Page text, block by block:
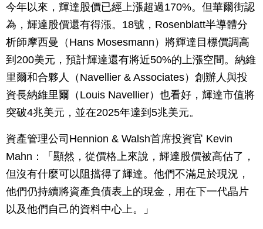
今年以來，輝達股價已經上漲超過170%。但華爾街認
為，輝達股價還有得漲。18號，Rosenblatt半導體分
析師摩西曼（Hans Mosesmann）將輝達目標價調高
到200美元，預計輝達還有將近50%的上漲空間。納維
里爾和合夥人（Navellier & Associates）創辦人與投
資長納維里爾（Louis Navellier）也看好，輝達市值將
突破4兆美元，並在2025年達到5兆美元。
資產管理公司Hennion & Walsh首席投資官 Kevin
Mahn：「顯然，從價格上來說，輝達股價被高估了，
但沒有什麼可以阻擋得了輝達。他們不滿足於現況，
他們仍持續將資產負債表上的現金，用在下一代晶片
以及他們自己的資料中心上。」